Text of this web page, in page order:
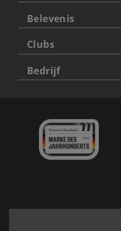
Belevenis
Clubs
Bedrijf